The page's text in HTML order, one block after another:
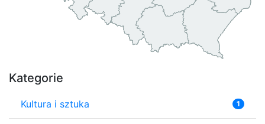
Kategorie
Kultura i sztuka 1